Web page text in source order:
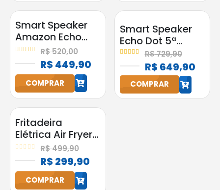
h h
h
Smart Speaker
Amazon Echo
Pop Alexa
Original Preta
Bluetooth
R$520,00
R$ 449,90
COMPRAR
Smart Speaker
Echo Dot 5ª
Geração
Amazon com
Alexa Preta
R$729,90
R$ 649,90
COMPRAR
Fritadeira
Elétrica Air Fryer
Start Fry 3,5L
1400W Elgin
Preta
R$499,90
R$ 299,90
COMPRAR